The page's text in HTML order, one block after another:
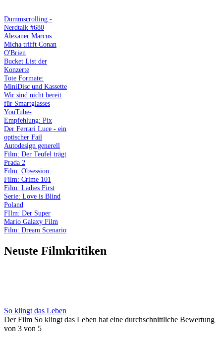
Dummscrolling -
Nerdtalk #680
Alexaner Marcus
Micha trifft Conan
O'Brien
Bucket List der
Konzerte
Tote Formate:
MiniDisc und Kassette
Wir sind nicht bereit
für Smartglasses
YouTube-
Empfehlung: Pix
Der Ferrari Luce - ein
optischer Fail
Autodesign generell
Film: Der Teufel trägt
Prada 2
Film: Obsession
Film: Crime 101
Film: Ladies First
Serie: Love is Blind
Poland
FIlm: Der Super
Mario Galaxy Film
Film: Dream Scenario
Neuste Filmkritiken
So klingt das Leben
Der Film So klingt das Leben hat eine durchschnittliche Bewertung
von 3 von 5